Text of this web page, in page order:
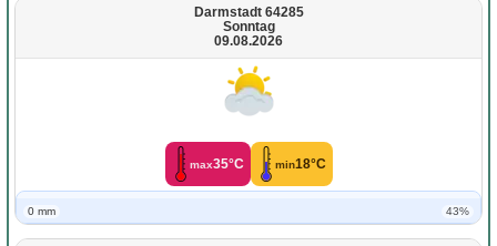
Darmstadt 64285
Sonntag
09.08.2026
max35°C min18°C
0 mm 43%